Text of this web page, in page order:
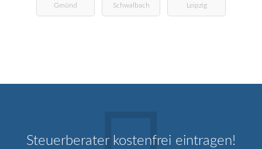
Gmünd
üfer
Schwalbach Leipzig
Steuerberater kostenfrei eintragen!